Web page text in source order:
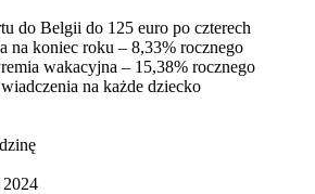
do Belgii do 125 euro po czterech
na koniec roku – 8,33% rocznego
wakacyjna – 15,38% rocznego
na każde dziecko